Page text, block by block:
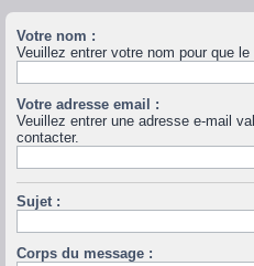
Votre nom :
Veuillez entrer votre nom pour que
Votre adresse email :
Veuillez entrer une adresse e-mail
contacter.
Sujet :
Corps du message :